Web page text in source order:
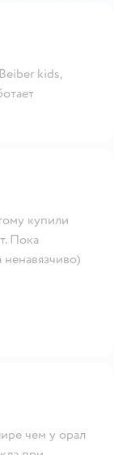
kids,
купили
Пока
чем у орал